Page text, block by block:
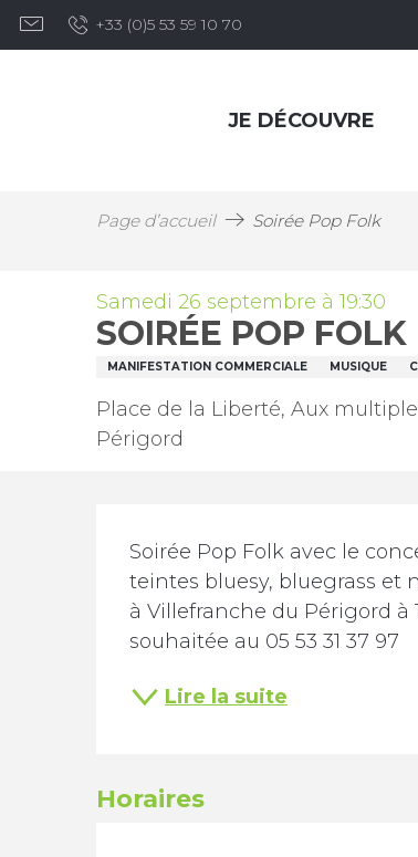
Aller
au
+33 (0)5 53 59 10 70
JE DÉCOUVRE
Page d’accueil Soirée Pop Folk
Samedi 26 septembre à 19:30
SOIRÉE POP FOLK
MANIFESTATION COMMERCIALE MUSIQUE
Place de la Liberté, Aux
Périgord
Description
Soirée Pop Folk avec le
teintes bluesy, bluegrass et
à Villefranche du Périgord à
souhaitée au 05 53 31 37 97
Lire la suite
Horaires